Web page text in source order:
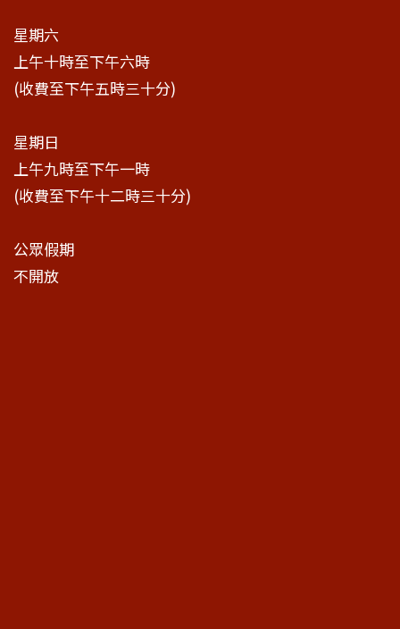
星期六
上午十時至下午六時
(收費至下午五時三十分)
星期日
上午九時至下午一時
(收費至下午十二時三十分)
公眾假期
不開放